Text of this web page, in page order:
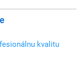
kvalitu